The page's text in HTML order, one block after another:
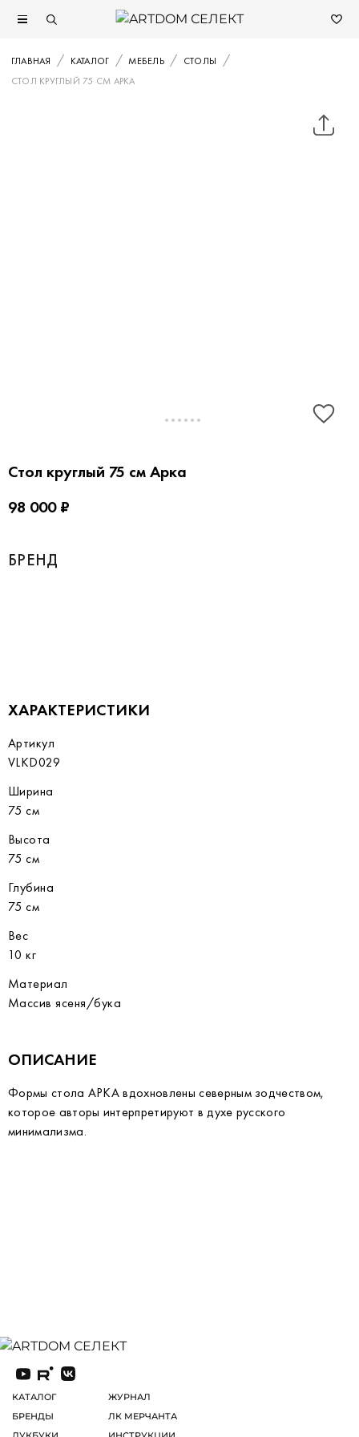
ГЛАВНАЯ КАТАЛОГ МЕБЕЛЬ
СТОЛЫ
СТОЛ КРУГЛЫЙ 75 СМ АРКА
Стол круглый 75 см Арка
98 000 ₽
БРЕНД
ХАРАКТЕРИСТИКИ
Артикул
VLKD029
Ширина
75 см
Высота
75 см
Глубина
75 см
Вес
10 кг
Материал
Массив ясеня/бука
ОПИСАНИЕ
Формы стола АРКА вдохновлены северным зодчеством,
которое авторы интерпретируют в духе русского
минимализма.
КАТАЛОГ
БРЕНДЫ
ЖУРНАЛ
ЛК МЕРЧАНТА